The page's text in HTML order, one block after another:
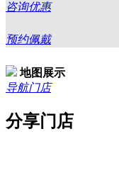
咨询优惠
预约佩戴
地图展示
导航门店
分享门店